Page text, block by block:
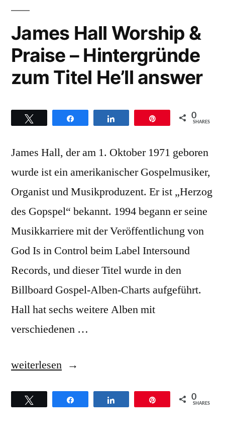
Hintergründe
Titel
God
controll
James Hall Worship &
Praise – Hintergründe
zum Titel He’ll answer
0
SHARES
James Hall, der am 1. Oktober 1971 geboren
wurde ist ein amerikanischer Gospelmusiker,
Organist und Musikproduzent. Er ist „Herzog
des Gopspel“ bekannt. 1994 begann er seine
Musikkarriere mit der Veröffentlichung von
God Is in Control beim Label Intersound
Records, und dieser Titel wurde in den
Billboard Gospel-Alben-Charts aufgeführt.
Hall hat sechs weitere Alben mit
verschiedenen …
„James
Worship
weiterlesen
0
SHARES